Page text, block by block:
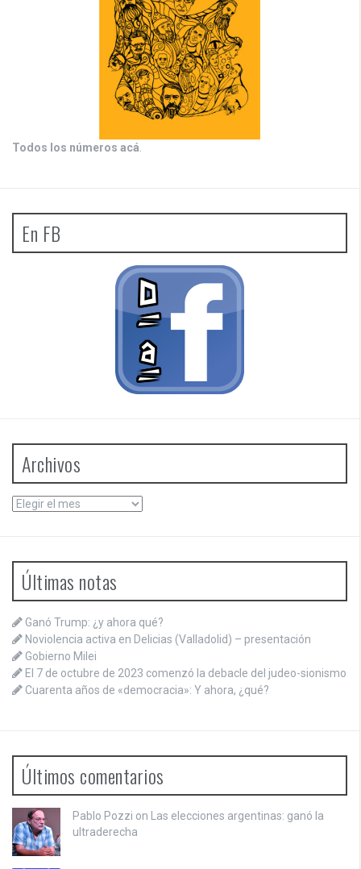
Todos los números acá.
En FB
Archivos
Archivos
Últimas notas
Ganó Trump: ¿y ahora qué?
Noviolencia activa en Delicias (Valladolid) – presentación
Gobierno Milei
El 7 de octubre de 2023 comenzó la debacle del judeo-sionismo
Cuarenta años de «democracia»: Y ahora, ¿qué?
Últimos comentarios
Pablo Pozzi on Las elecciones argentinas: ganó la
ultraderecha